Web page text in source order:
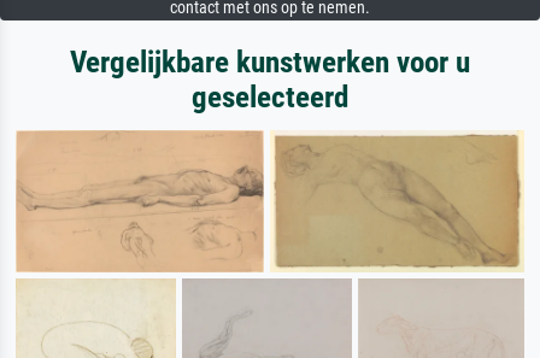
contact met ons op te nemen.
Vergelijkbare kunstwerken voor u
geselecteerd